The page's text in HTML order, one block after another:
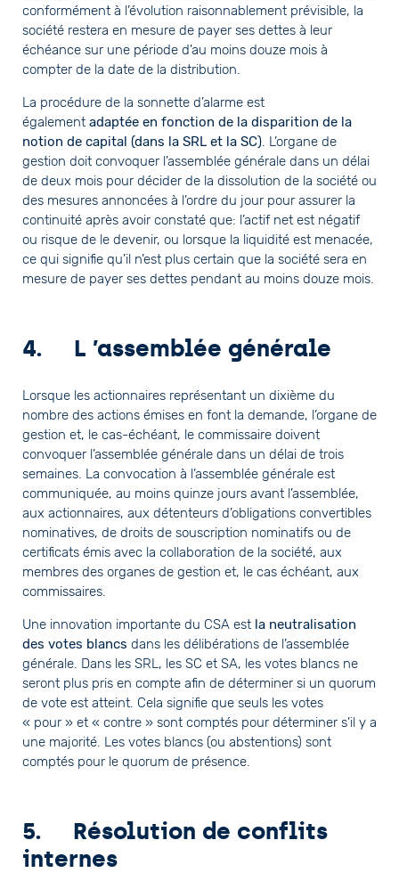
conformément à l’évolution raisonnablement prévisible, la
société restera en mesure de payer ses dettes à leur
échéance sur une période d’au moins douze mois à
compter de la date de la distribution.
La procédure de la sonnette d’alarme est
également adaptée en fonction de la disparition de la
notion de capital (dans la SRL et la SC) . L’organe de
gestion doit convoquer l’assemblée générale dans un délai
de deux mois pour décider de la dissolution de la société ou
des mesures annoncées à l’ordre du jour pour assurer la
continuité après avoir constaté que: l’actif net est négatif
ou risque de le devenir, ou lorsque la liquidité est menacée,
ce qui signifie qu’il n’est plus certain que la société sera en
mesure de payer ses dettes pendant au moins douze mois.
4. L ’assemblée générale
Lorsque les actionnaires représentant un dixième du
nombre des actions émises en font la demande, l’organe de
gestion et, le cas-échéant, le commissaire doivent
convoquer l’assemblée générale dans un délai de trois
semaines. La convocation à l’assemblée générale est
communiquée, au moins quinze jours avant l’assemblée,
aux actionnaires, aux détenteurs d’obligations convertibles
nominatives, de droits de souscription nominatifs ou de
certificats émis avec la collaboration de la société, aux
membres des organes de gestion et, le cas échéant, aux
commissaires.
Une innovation importante du CSA est la neutralisation
des votes blancs dans les délibérations de l’assemblée
générale. Dans les SRL, les SC et SA, les votes blancs ne
seront plus pris en compte afin de déterminer si un quorum
de vote est atteint. Cela signifie que seuls les votes
« pour » et « contre » sont comptés pour déterminer s’il y a
une majorité. Les votes blancs (ou abstentions) sont
comptés pour le quorum de présence.
5. Résolution de conflits
internes